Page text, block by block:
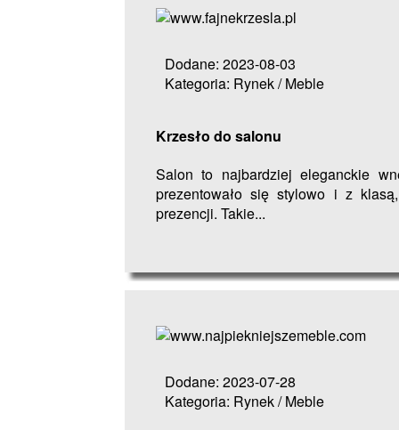
Dodane: 2023-08-03
Kategoria: Rynek / Meble
Krzesło do salonu
Salon to najbardziej eleganckie
prezentowało się stylowo i z
prezencji. Takie...
Dodane: 2023-07-28
Kategoria: Rynek / Meble